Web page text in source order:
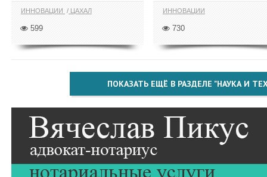
ИННОВАЦИИ ЦАХАЛ
599
ИННОВАЦИИ
730
ПОКАЗАТЬ ЕЩЁ В РАЗДЕЛЕ "НАУКА И